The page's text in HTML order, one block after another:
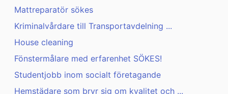
Mattreparatör sökes
Kriminalvårdare till Transportavdelning ...
House cleaning
Fönstermålare med erfarenhet SÖKES!
Studentjobb inom socialt företagande
Hemstädare som bryr sig om kvalitet och ...